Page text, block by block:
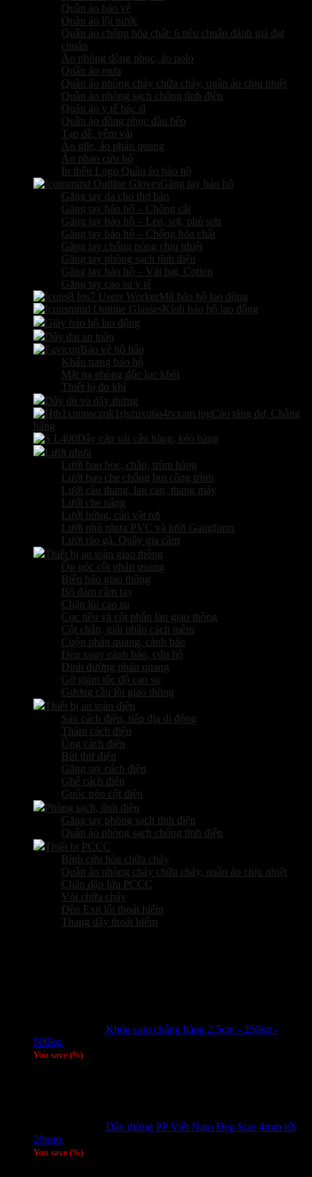
Quần áo bảo vệ
Quần áo lội nước
Quần áo chống hóa chất: 6 tiêu chuẩn đánh giá đạt
chuẩn
Áo phông đồng phục, áo polo
Quần áo mưa
Quần áo phòng cháy chữa cháy, quần áo chịu nhiệt
Quần áo phòng sạch chống tĩnh điện
Quần áo y tế bác sĩ
Quần áo đồng phục đầu bếp
Tạp dề, yếm vải
Áo gile, áo phản quang
Áo phao cứu hộ
In thêu Logo Quần áo bảo hộ
Găng tay bảo hộ
Găng tay da cho thợ hàn
Găng tay bảo hộ – Chống cắt
Găng tay bảo hộ – Len, sợi, phủ sơn
Găng tay bảo hộ – Chống hóa chất
Găng tay chống nóng chịu nhiệt
Găng tay phòng sạch tĩnh điện
Găng tay bảo hộ – Vải bạt, Cotton
Găng tay cao su y tế
Mũ bảo hộ lao động
Kính bảo hộ lao động
Giày bảo hộ lao động
Dây đai an toàn
Bảo vệ hô hấp
Khẩu trang bảo hộ
Mặt nạ phòng độc lọc khói
Thiết bị đo khí
Dây dù và dây thừng
Cảo tăng đơ, Chằng
hàng
Dây cáp vải cẩu hàng, kéo hàng
Lưới nhựa
Lưới bao bọc, chắn, trùm hàng
Lưới bao che chống bụi công trình
Lưới cầu thang, lan can, thang máy
Lưới che nắng
Lưới hứng, cản vật rơi
Lưới phủ nhựa PVC và lưới Gangform
Lưới rào gà. Quây gia cầm
Thiết bị an toàn giao thông
Ốp góc cột phản quang
Biển báo giao thông
Bộ đàm cầm tay
Chặn lùi cao su
Cọc tiêu và cột phân làn giao thông
Cột chắn, giải phân cách mềm
Cuộn phản quang, cảnh báo
Đèn xoay cảnh báo, cứu hộ
Đinh đường phản quang
Gờ giảm tốc độ cao su
Gương cầu lồi giao thông
Thiết bị an toàn điện
Sào cách điện, tiếp địa di động
Thảm cách điện
Ủng cách điện
Bút thử điện
Găng tay cách điện
Ghế cách điện
Guốc trèo cột điện
Phòng sạch, tĩnh điện
Găng tay phòng sạch tĩnh điện
Quần áo phòng sạch chống tĩnh điện
Thiết bị PCCC
Bình cứu hỏa chữa cháy
Quần áo phòng cháy chữa cháy, quần áo chịu nhiệt
Chăn dập lửa PCCC
Vòi chữa cháy
Đèn Exit lối thoát hiểm
Thang dây thoát hiểm
Khóa cam chằng hàng 2.5cm - 250kg -
500kg
You save (%)
Dây thừng PP Việt Nam Đẹp Size 4mm tới
20mm
You save (%)